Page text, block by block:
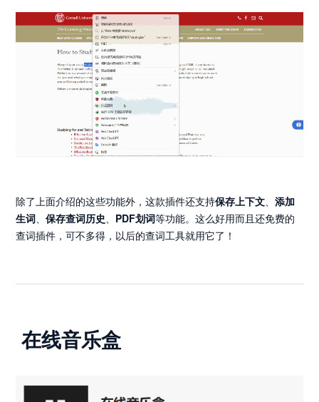
除了上面介绍的这些功能外，这款插件还支持保存上下文、添加
生词、保存查词历史、 PDF划词等功能。这么好用而且还免费的
查词插件，可不多得，以后的查词工具就用它了！
在线音乐盒